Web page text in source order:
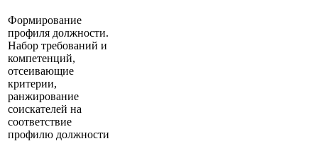
Формирование
профиля должности.
Набор требований и
компетенций,
отсеивающие
критерии,
ранжирование
соискателей на
соответствие
профилю должности